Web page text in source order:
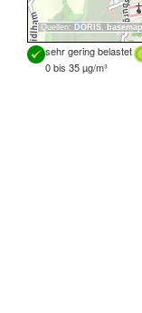
Quellen: DORIS,
sehr gering belastet
0 bis 35 µg/m³